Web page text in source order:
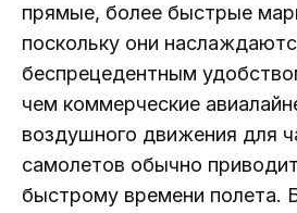
прямые, более быстрые
поскольку они
беспрецедентным
чем коммерческие
воздушного движения для
самолетов обычно
быстрому времени полета.